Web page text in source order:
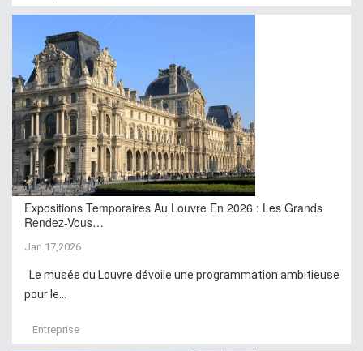
Expositions Temporaires Au Louvre En 2026 : Les Grands
Rendez-Vous…
Jan 17,2026
Le musée du Louvre dévoile une programmation ambitieuse
pour le...
Entreprise